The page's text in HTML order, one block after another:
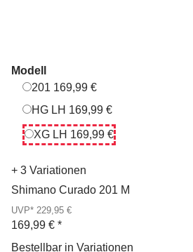
Modell
201 201
169,99 €
HG LH HG LH
169,99 €
XG LH XG LH
169,99 €
+ 3 Variationen
Shimano Curado 201 M
UVP* 229,95 €
169,99 € *
Bestellbar in Variationen